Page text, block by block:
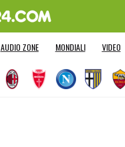
AUDIO ZONE MONDIALI VIDEO